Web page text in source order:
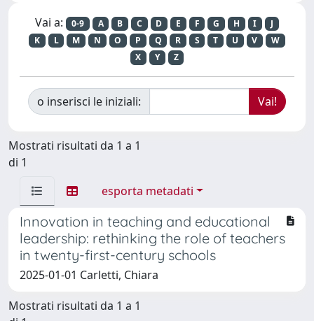
Vai a: 0-9 A B C D E F G H I
J
K
L M N O P Q R S T U V
W
X
Y Z
o inserisci le iniziali:
Mostrati risultati da 1 a 1
di 1
esporta metadati
Innovation in teaching and educational
leadership: rethinking the role of teachers
in twenty-first-century schools
2025-01-01 Carletti, Chiara
Mostrati risultati da 1 a 1